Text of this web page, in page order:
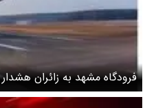
فرودگاه مشهد به زائران